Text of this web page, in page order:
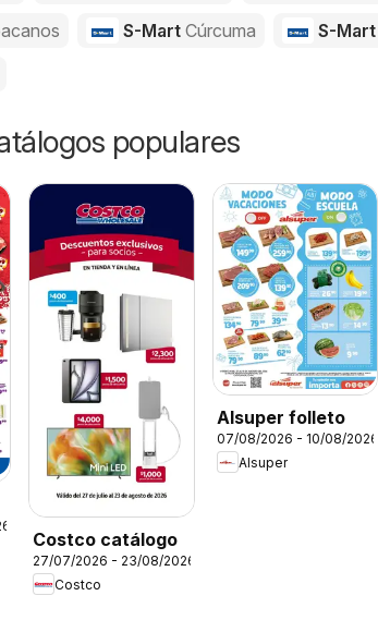
S-Mart Cúrcuma S-
populares
Costco catálogo
27/07/2026 - 23/08/2026
Costco
Alsuper folleto
07/08/2026 - 10/08/2026
Alsuper